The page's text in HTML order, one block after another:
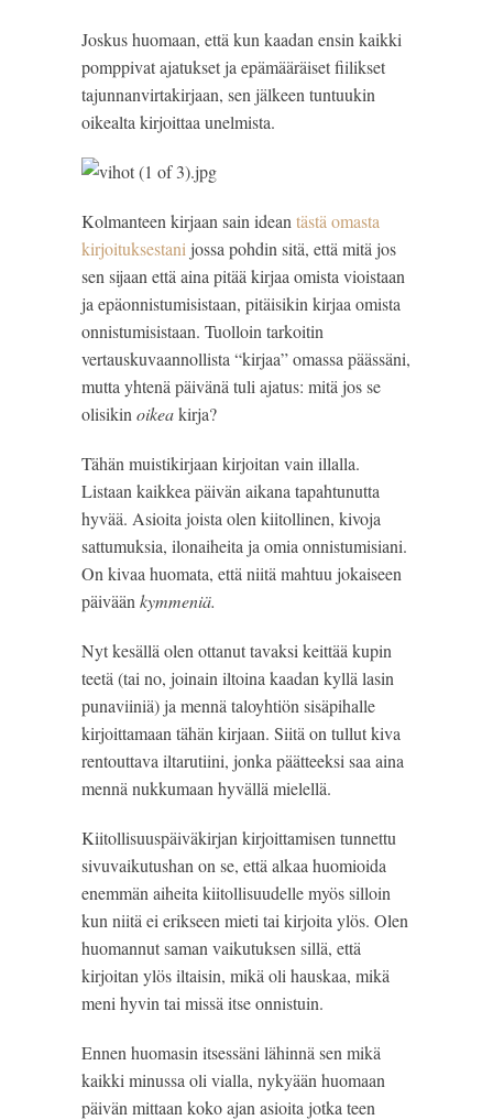
Joskus huomaan, että kun kaadan ensin kaikki
pomppivat ajatukset ja epämääräiset fiilikset
tajunnanvirtakirjaan, sen jälkeen tuntuukin
oikealta kirjoittaa unelmista.
Kolmanteen kirjaan sain idean tästä omasta
kirjoituksestani jossa pohdin sitä, että mitä jos
sen sijaan että aina pitää kirjaa omista vioistaan
ja epäonnistumisistaan, pitäisikin kirjaa omista
onnistumisistaan. Tuolloin tarkoitin
vertauskuvaannollista “kirjaa” omassa päässäni,
mutta yhtenä päivänä tuli ajatus: mitä jos se
olisikin oikea kirja?
Tähän muistikirjaan kirjoitan vain illalla.
Listaan kaikkea päivän aikana tapahtunutta
hyvää. Asioita joista olen kiitollinen, kivoja
sattumuksia, ilonaiheita ja omia onnistumisiani.
On kivaa huomata, että niitä mahtuu jokaiseen
päivään kymmeniä.
Nyt kesällä olen ottanut tavaksi keittää kupin
teetä (tai no, joinain iltoina kaadan kyllä lasin
punaviiniä) ja mennä taloyhtiön sisäpihalle
kirjoittamaan tähän kirjaan. Siitä on tullut kiva
rentouttava iltarutiini, jonka päätteeksi saa aina
mennä nukkumaan hyvällä mielellä.
Kiitollisuuspäiväkirjan kirjoittamisen tunnettu
sivuvaikutushan on se, että alkaa huomioida
enemmän aiheita kiitollisuudelle myös silloin
kun niitä ei erikseen mieti tai kirjoita ylös. Olen
huomannut saman vaikutuksen sillä, että
kirjoitan ylös iltaisin, mikä oli hauskaa, mikä
meni hyvin tai missä itse onnistuin.
Ennen huomasin itsessäni lähinnä sen mikä
kaikki minussa oli vialla, nykyään huomaan
päivän mittaan koko ajan asioita jotka teen